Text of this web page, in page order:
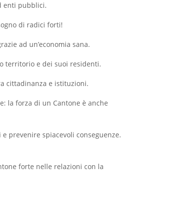
enti pubblici.
di radici forti!
ad un’economia sana.
territorio e dei suoi residenti.
cittadinanza e istituzioni.
la forza di un Cantone è anche
prevenire spiacevoli conseguenze.
forte nelle relazioni con la